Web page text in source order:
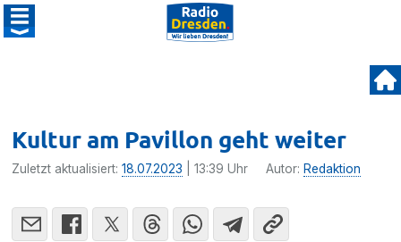
Kultur am Pavillon geht weiter
Zuletzt aktualisiert:18.07.2023 | 13:39 Uhr Autor: Redaktion